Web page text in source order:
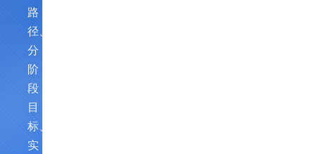
路
径、
分
阶
段
目
标、
实